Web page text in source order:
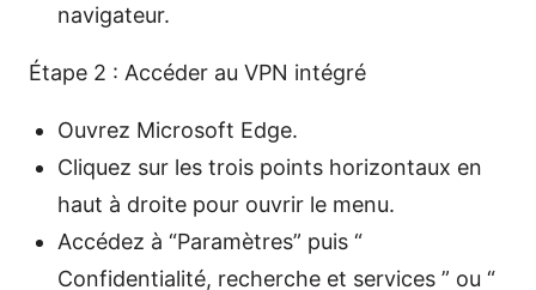
navigateur.
Étape 2 : Accéder au VPN intégré
Ouvrez Microsoft Edge.
Cliquez sur les trois points horizontaux en
haut à droite pour ouvrir le menu.
Accédez à “Paramètres” puis “
Confidentialité, recherche et services ” ou “